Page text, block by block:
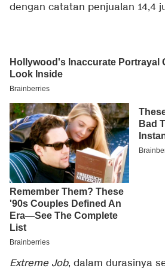
dengan catatan penjualan 14,4
Extreme Job, dalam durasinya